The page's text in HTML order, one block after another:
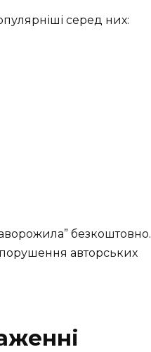
серед них:
безкоштовно.
авторських